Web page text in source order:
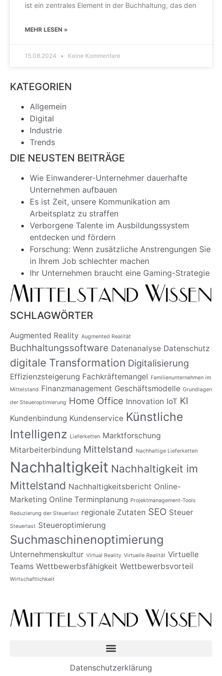
ist ein zentrales Element in der Buchhaltung, das den
MEHR LESEN »
15.08.2024 Keine Kommentare
KATEGORIEN
Allgemein
Digital
Industrie
Trends
DIE NEUSTEN BEITRÄGE
Wie Einwanderer-Unternehmer dauerhafte
Unternehmen aufbauen
Es ist Zeit, unsere Kommunikation am
Arbeitsplatz zu straffen
Verborgene Talente im Ausbildungssystem
entdecken und fördern
Forschung: Wenn zusätzliche Anstrengungen Sie
in Ihrem Job schlechter machen
Ihr Unternehmen braucht eine Gaming-Strategie
SCHLAGWÖRTER
Augmented Reality Augmented Realität
Buchhaltungssoftware Datenanalyse Datenschutz
digitale Transformation Digitalisierung
Effizienzsteigerung Fachkräftemangel Familienunternehmen im
Mittelstand Finanzmanagement Geschäftsmodelle Grundlagen
der Steueroptimierung Home Office Innovation IoT KI
Kundenbindung Kundenservice Künstliche
Intelligenz Lieferketten Marktforschung
Mitarbeiterbindung Mittelstand Nachhaltige Lieferketten
Nachhaltigkeit Nachhaltigkeit im
Mittelstand Nachhaltigkeitsbericht Online-
Marketing Online Terminplanung Projektmanagement-Tools
Reduzierung der Steuerlast regionale Zutaten SEO Steuer
Steuerlast Steueroptimierung
Suchmaschinenoptimierung
Unternehmenskultur Virtual Reality Virtuelle Realität Virtuelle
Teams Wettbewerbsfähigkeit Wettbewerbsvorteil
Wirtschaftlichkeit
Datenschutzerklärung